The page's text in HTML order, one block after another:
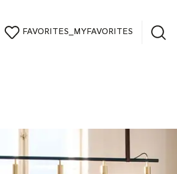
FAVORITES_MYFAVORITES